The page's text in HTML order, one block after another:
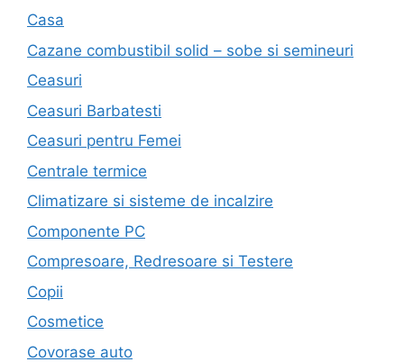
Casa
Cazane combustibil solid – sobe si semineuri
Ceasuri
Ceasuri Barbatesti
Ceasuri pentru Femei
Centrale termice
Climatizare si sisteme de incalzire
Componente PC
Compresoare, Redresoare si Testere
Copii
Cosmetice
Covorase auto